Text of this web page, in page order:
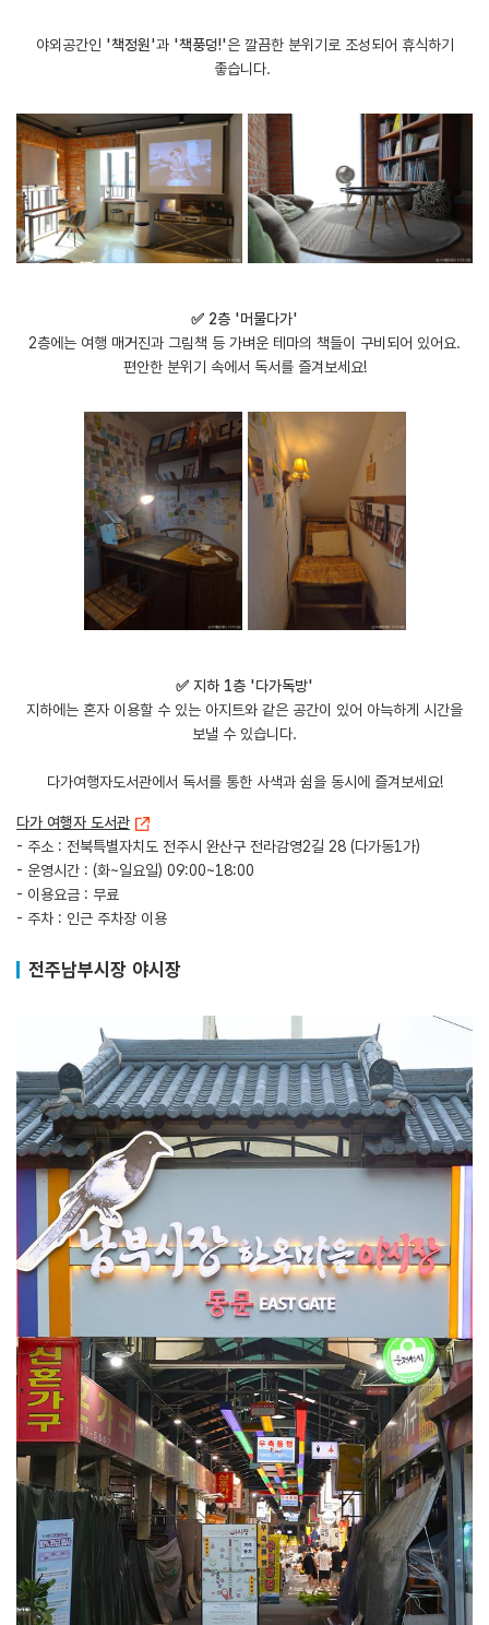
야외공간인 '책정원'과 '책풍덩!'은 깔끔한 분위기로 조성되어 휴식하기
좋습니다.
✅ 2층 '머물다가'
2층에는 여행 매거진과 그림책 등 가벼운 테마의 책들이 구비되어 있어요.
편안한 분위기 속에서 독서를 즐겨보세요!
✅ 지하 1층 '다가독방'
지하에는 혼자 이용할 수 있는 아지트와 같은 공간이 있어 아늑하게 시간을
보낼 수 있습니다.
​다가여행자도서관에서 독서를 통한 사색과 쉼을 동시에 즐겨보세요!
다가 여행자 도서관
- 주소 : 전북특별자치도 전주시 완산구 전라감영2길 28 (다가동1가)
- 운영시간 : (화~일요일) 09:00~18:00
- 이용요금 : 무료
- 주차 : 인근 주차장 이용
전주남부시장 야시장